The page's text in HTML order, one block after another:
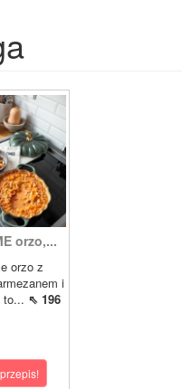
orzo,...
orzo z
i
to... ⇖ 196